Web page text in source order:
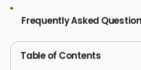
Frequently Asked
Table of Contents